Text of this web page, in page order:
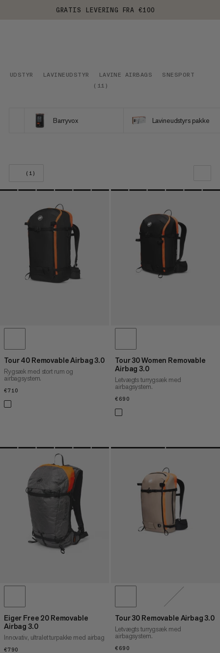
GRATIS LEVERING FRA €100
UDSTYR LAVINEUDSTYR LAVINE AIRBAGS
SNESPORT
( 11 )
Barryvox Lavineudstyrs pakke
(1)
VORES ANBEFALING
PRIS LAV TIL HØJ
PRIS HØJ TIL LAV
HVAD ER NYT
VURDERING
Tour 40 Removable Airbag 3.0
Rygsæk med stort rum og
airbagsystem.
€710
Tour 30 Women Removable
Airbag 3.0
Letvægts turrygsæk med
airbagsystem.
€690
Eiger Free 20 Removable
Airbag 3.0
Innovativ, ultralet turpakke med airbag
€790
Tour 30 Removable Airbag 3.0
Letvægts turrygsæk med
airbagsystem.
€690